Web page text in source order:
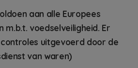
aan alle Europees
m.b.t. voedselveiligheid. Er
uitgevoerd door de
van waren)